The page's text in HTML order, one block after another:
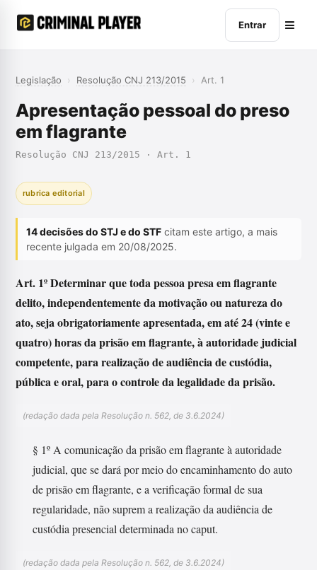
Entrar
Legislação › Resolução CNJ 213/2015 › Art. 1
Apresentação pessoal do preso
em flagrante
Resolução CNJ 213/2015 · Art. 1
rubrica editorial
14 decisões do STJ e do STF citam este artigo, a mais
recente julgada em 20/08/2025.
Art. 1º Determinar que toda pessoa presa em flagrante
delito, independentemente da motivação ou natureza do
ato, seja obrigatoriamente apresentada, em até 24 (vinte e
quatro) horas da prisão em flagrante, à autoridade judicial
competente, para realização de audiência de custódia,
pública e oral, para o controle da legalidade da prisão.
(redação dada pela Resolução n. 562, de 3.6.2024)
§ 1º A comunicação da prisão em flagrante à autoridade
judicial, que se dará por meio do encaminhamento do auto
de prisão em flagrante, e a verificação formal de sua
regularidade, não suprem a realização da audiência de
custódia presencial determinada no caput.
(redação dada pela Resolução n. 562, de 3.6.2024)